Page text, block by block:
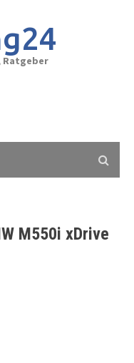
Ratgeber
M550i xDrive